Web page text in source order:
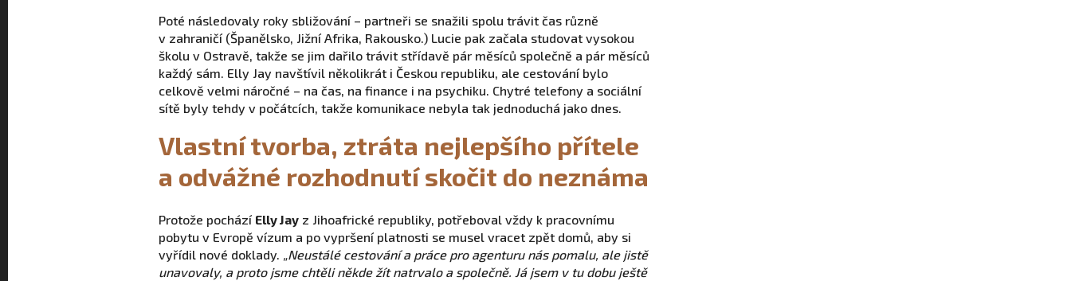
Poté následovaly roky sbližování – partneři se snažili spolu trávit čas různě
v zahraničí (Španělsko, Jižní Afrika, Rakousko.) Lucie pak začala studovat vysokou
školu v Ostravě, takže se jim dařilo trávit střídavě pár měsíců společně a pár měsíců
každý sám. Elly Jay navštívil několikrát i Českou republiku, ale cestování bylo
celkově velmi náročné – na čas, na finance i na psychiku. Chytré telefony a sociální
sítě byly tehdy v počátcích, takže komunikace nebyla tak jednoduchá jako dnes.
Vlastní tvorba, ztráta nejlepšího přítele
a odvážné rozhodnutí skočit do neznáma
Protože pochází Elly Jay z Jihoafrické republiky, potřeboval vždy k pracovnímu
pobytu v Evropě vízum a po vypršení platnosti se musel vracet zpět domů, aby si
vyřídil nové doklady. „Neustálé cestování a práce pro agenturu nás pomalu, ale jistě
unavovaly, a proto jsme chtěli někde žít natrvalo a společně. Já jsem v tu dobu ještě